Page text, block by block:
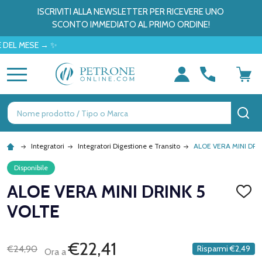
ISCRIVITI ALLA NEWSLETTER PER RICEVERE UNO
SCONTO IMMEDIATO AL PRIMO ORDINE!
→ ✨
Ricerca
Integratori Integratori Digestione e Transito ALOE VERA MINI
Disponibile
ALOE VERA MINI DRINK 5
VOLTE
€24,90
Ora a€22,41 Risparmi €2,49